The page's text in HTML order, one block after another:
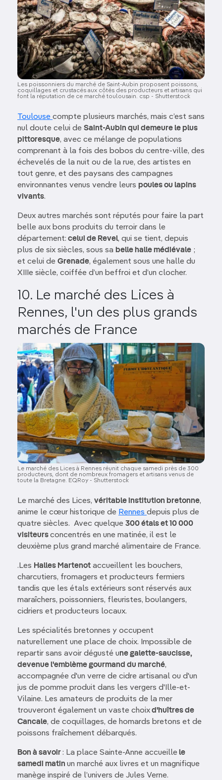
Les poissonniers du marché de Saint-Aubin proposent poissons,
coquillages et crustacés aux côtés des producteurs et artisans qui
font la réputation de ce marché toulousain. csp - Shutterstock
Toulouse compte plusieurs marchés, mais c’est sans
nul doute celui de Saint-Aubin qui demeure le plus
pittoresque, avec ce mélange de populations
comprenant à la fois des bobos du centre-ville, des
échevelés de la nuit ou de la rue, des artistes en
tout genre, et des paysans des campagnes
environnantes venus vendre leurs poules ou lapins
vivants.
Deux autres marchés sont réputés pour faire la part
belle aux bons produits du terroir dans le
département: celui de Revel, qui se tient, depuis
plus de six siècles, sous sa belle halle médiévale ;
et celui de Grenade, également sous une halle du
XIIIe siècle, coiffée d’un beffroi et d’un clocher.
10. Le marché des Lices à
Rennes, l'un des plus grands
marchés de France
Image
Le marché des Lices à Rennes réunit chaque samedi près de 300
producteurs, dont de nombreux fromagers et artisans venus de
toute la Bretagne. EQRoy - Shutterstock
Le marché des Lices, véritable institution bretonne,
anime le cœur historique de Rennes depuis plus de
quatre siècles. Avec quelque 300 étals et 10 000
visiteursconcentrés en une matinée, il est le
deuxième plus grand marché alimentaire de France.
.Les Halles Martenot accueillent les bouchers,
charcutiers, fromagers et producteurs fermiers
tandis que les étals extérieurs sont réservés aux
maraîchers, poissonniers, fleuristes, boulangers,
cidriers et producteurs locaux.
Les spécialités bretonnes y occupent
naturellement une place de choix. Impossible de
repartir sans avoir dégusté une galette-saucisse,
devenue l'emblème gourmand du marché,
accompagnée d'un verre de cidre artisanal ou d'un
jus de pomme produit dans les vergers d'Ille-et-
Vilaine. Les amateurs de produits de la mer
trouveront également un vaste choixd'huîtres de
Cancale, de coquillages, de homards bretons et de
poissons fraîchement débarqués.
Bon à savoir: La place Sainte-Anne accueillele
samedi matin un marché aux livres et un magnifique
manège inspiré de l’univers de Jules Verne.